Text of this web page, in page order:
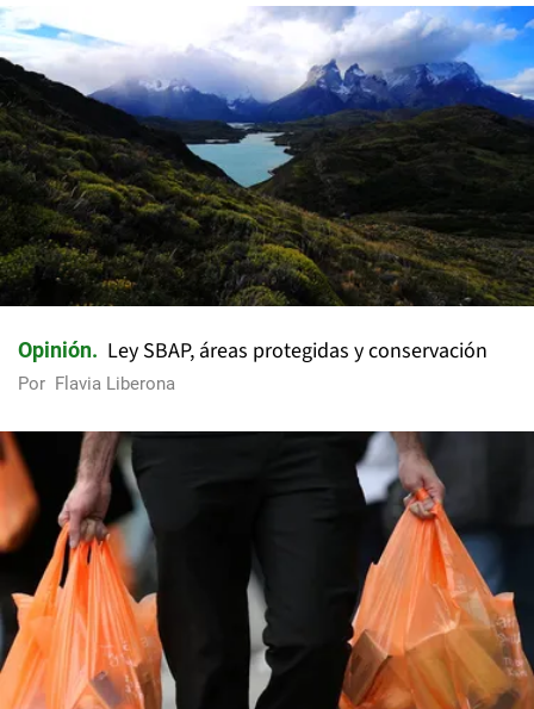
Opinión Ley SBAP, áreas protegidas y conservación
Por Flavia Liberona